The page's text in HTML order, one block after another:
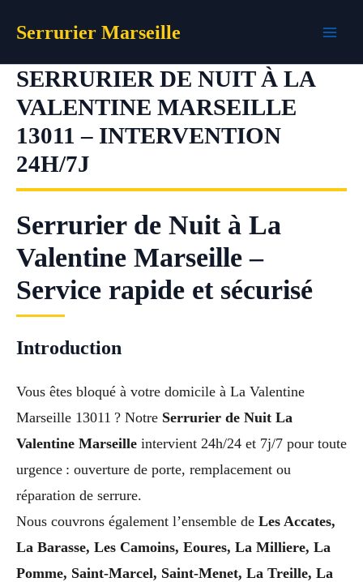
Serrurier Marseille
SERRURIER DE NUIT À LA
VALENTINE MARSEILLE
13011 – INTERVENTION
24H/7J
Serrurier de Nuit à La
Valentine Marseille –
Service rapide et sécurisé
Introduction
Vous êtes bloqué à votre domicile à La Valentine
Marseille 13011 ? Notre Serrurier de Nuit La
Valentine Marseille intervient 24h/24 et 7j/7 pour toute
urgence : ouverture de porte, remplacement ou
réparation de serrure.
Nous couvrons également l’ensemble de Les Accates,
La Barasse, Les Camoins, Eoures, La Milliere, La
Pomme, Saint-Marcel, Saint-Menet, La Treille, La